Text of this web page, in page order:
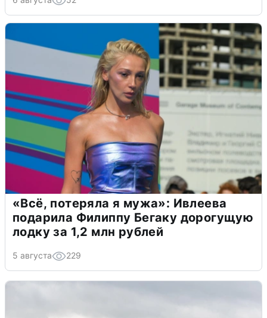
«Всё, потеряла я мужа»: Ивлеева
подарила Филиппу Бегаку дорогущую
лодку за 1,2 млн рублей
5 августа 229